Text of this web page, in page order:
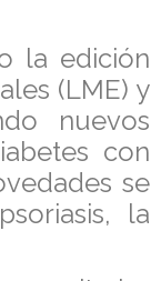
la edición
(LME) y
nuevos
con
se
la